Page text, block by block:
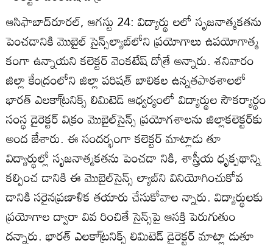
ఆసిఫాబాద్‌రూరల్‌, ఆగస్టు 24: విద్యార్థు లలో సృజనాత్మకతను
పెంచడానికి మొబైల్‌ సైన్స్‌ల్యాబ్‌లోని ప్రయోగాలు ఉపయోగాత్మ
కంగా ఉన్నాయని కలెక్టర్‌ వెంకటేష్‌ దోత్రే అన్నారు. శనివారం
జిల్లా కేంద్రంలోని జిల్లా పరిషత్‌ బాలికల ఉన్నతపాఠశాలలో
భారత్‌ ఎలకా్ట్రనిక్స్‌ లిమిటెడ్‌ ఆధ్వర్యంలో విద్యార్థుల సౌకర్యార్థం
సంస్థ డైరెక్టర్‌ విక్రం మొబైల్‌సైన్స్‌ ప్రయోగశాలను జిల్లాకలెక్టర్‌కు
అంద జేశారు. ఈ సందర్భంగా కలెక్టర్‌ మాట్లాడు తూ
విద్యార్థుల్లో సృజనాత్మకతను పెంచడా నికి, శాస్త్రీయ ధృక్పథాన్ని
కల్పించ డానికి ఈ మొబైల్‌సైన్స్‌ ల్యాబ్‌ని వినియోగించుకోవ
డానికి సరైనప్రణాళిక తయారు చేసుకోవాల న్నారు. విద్యార్థులకు
ప్రయోగాల ద్వారా వివ రించితే సైన్స్‌పై ఆసక్తి పెరుగుతుం
దన్నారు. భారత్‌ ఎలకా్ట్రనిక్స్‌ లిమిటెడ్‌ డైరెక్టర్‌ మాట్లా డుతూ